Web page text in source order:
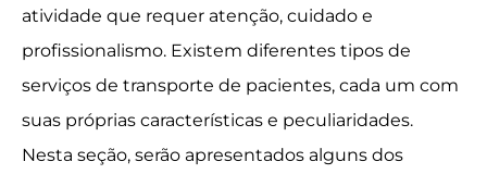
atividade que requer atenção, cuidado e
profissionalismo. Existem diferentes tipos de
serviços de transporte de pacientes, cada um com
suas próprias características e peculiaridades.
Nesta seção, serão apresentados alguns dos